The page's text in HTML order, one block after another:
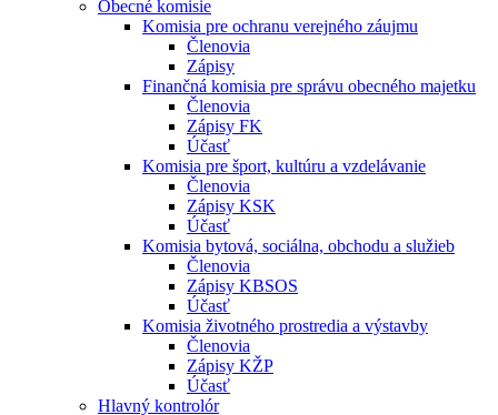
Obecné komisie
Komisia pre ochranu verejného záujmu
Členovia
Zápisy
Finančná komisia pre správu obecného majetku
Členovia
Zápisy FK
Účasť
Komisia pre šport, kultúru a vzdelávanie
Členovia
Zápisy KSK
Účasť
Komisia bytová, sociálna, obchodu a služieb
Členovia
Zápisy KBSOS
Účasť
Komisia životného prostredia a výstavby
Členovia
Zápisy KŽP
Účasť
Hlavný kontrolór